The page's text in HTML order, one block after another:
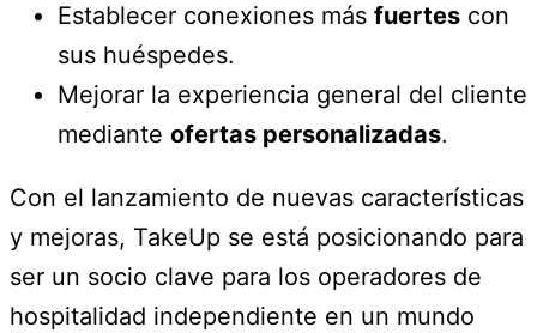
Establecer conexiones más fuertes con
sus huéspedes.
Mejorar la experiencia general del cliente
mediante ofertas personalizadas.
Con el lanzamiento de nuevas características
y mejoras, TakeUp se está posicionando para
ser un socio clave para los operadores de
hospitalidad independiente en un mundo